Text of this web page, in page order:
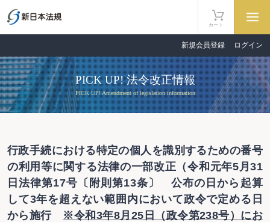
カート
新規会員登録 ログイン
PICK UP! 法令改正情報
PICK UP! Amendment of legislation information
行政手続における特定の個人を識別するための番号
の利用等に関する法律の一部改正（令和元年5月31
日法律第17号〔附則第13条〕 公布の日から起算
して3年を超えない範囲内において政令で定める日
から施行 ※令和3年8月25日（政令第238号）にお